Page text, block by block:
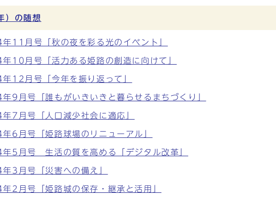
）の随想
11月号「秋の夜を彩る光のイベント」
10月号「活力ある姫路の創造に向けて」
12月号「今年を振り返って」
月号「誰もがいきいきと暮らせるまちづくり」
7月号「人口減少社会に適応」
6月号「姫路球場のリニューアル」
5月号 生活の質を高める「デジタル改革」
3月号「災害への備え」
2月号「姫路城の保存・継承と活用」